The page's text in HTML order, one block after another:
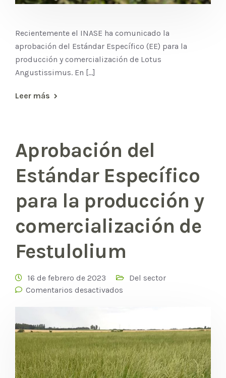
Recientemente el INASE ha comunicado la
aprobación del Estándar Específico (EE) para la
producción y comercialización de Lotus
Angustissimus. En [...]
Leer más
Aprobación del
Estándar Específico
para la producción y
comercialización de
Festulolium
16 de febrero de 2023
Del sector
Comentarios desactivados